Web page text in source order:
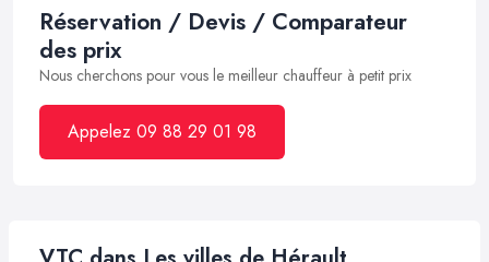
Réservation / Devis / Comparateur
des prix
Nous cherchons pour vous le meilleur chauffeur à petit prix
Appelez 09 88 29 01 98